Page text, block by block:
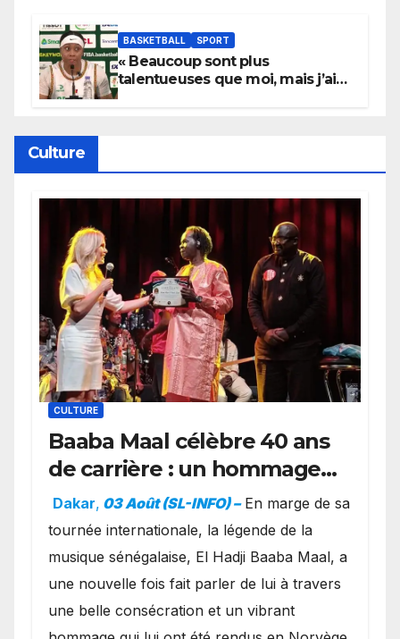
BASKETBALL SPORT
« Beaucoup sont plus
talentueuses que moi, mais j’ai
Culture
CULTURE
Baaba Maal célèbre 40 ans
de carrière : un hommage
exceptionnel à Oslo en
présence de la famille
royale.
Dakar, 03 Août (SL-INFO) – ​En marge de sa
tournée internationale, la légende de la
musique sénégalaise, El Hadji Baaba Maal, a
une nouvelle fois fait parler de lui à travers
une belle consécration et un vibrant